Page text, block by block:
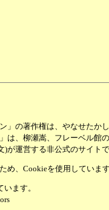
」の著作権は、やなせた
は、柳瀬嵩、フレーベル館の
)が運営する非公式のサイトで
め、Cookieを使用していま
ます。